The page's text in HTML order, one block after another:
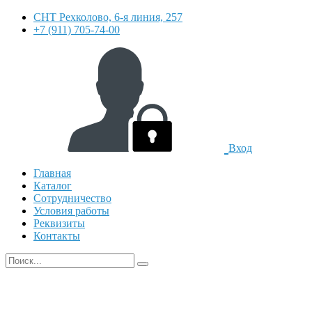
СНТ Рехколово, 6-я линия, 257
+7 (911) 705-74-00
Вход
Главная
Каталог
Сотрудничество
Условия работы
Реквизиты
Контакты